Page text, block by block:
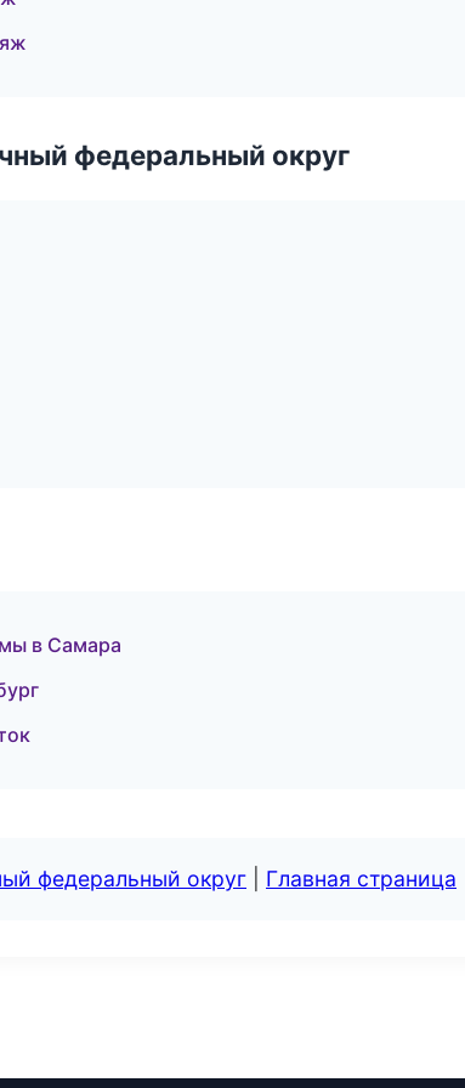
федеральный округ
в Самара
федеральный округ Главная страница